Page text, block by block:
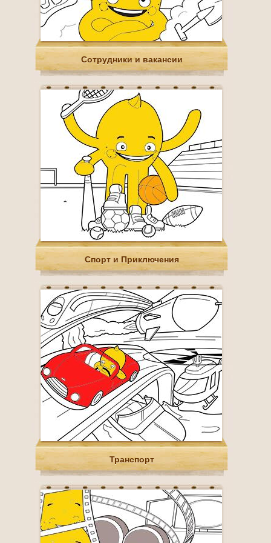
Сотрудники и вакансии
Спорт и Приключения
Транспорт